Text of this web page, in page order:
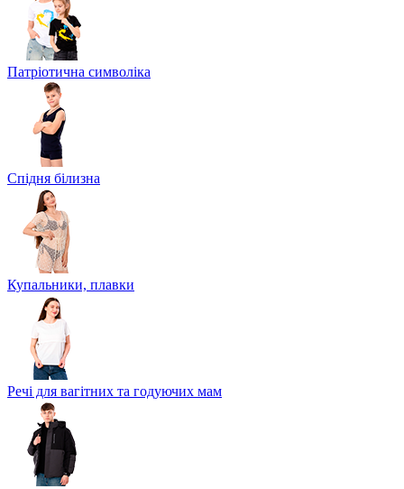
Патріотична символіка
Спідня білизна
Купальники, плавки
Речі для вагітних та годуючих мам